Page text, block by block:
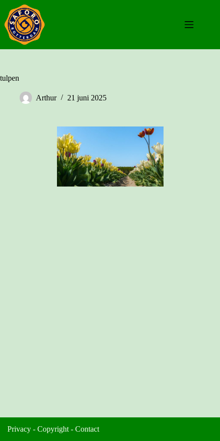
naar
de
inhoud
tulpen
Arthur 21 juni 2025
Privacy - Copyright - Contact